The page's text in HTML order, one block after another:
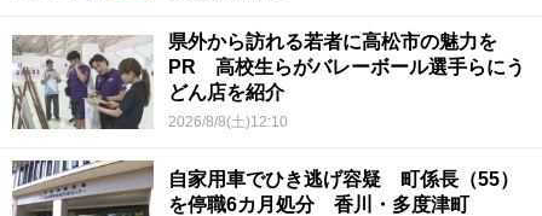
県外から訪れる若者に高松市の魅力を
PR 高校生らがバレーボール選手らにう
どん店を紹介
2026/8/8(土)12:10
自家用車でひき逃げ容疑 町係長（55）
を停職6カ月処分 香川・多度津町